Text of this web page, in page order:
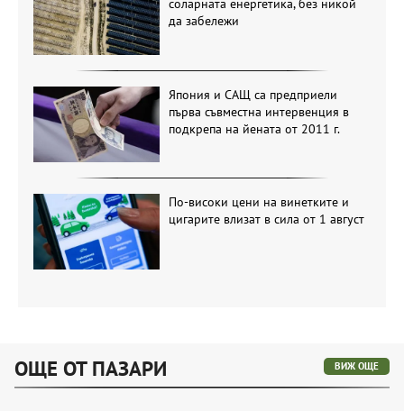
соларната енергетика, без никой
да забележи
Япония и САЩ са предприели
първа съвместна интервенция в
подкрепа на йената от 2011 г.
По-високи цени на винетките и
цигарите влизат в сила от 1 август
ОЩЕ ОТ ПАЗАРИ ВИЖ ОЩЕ